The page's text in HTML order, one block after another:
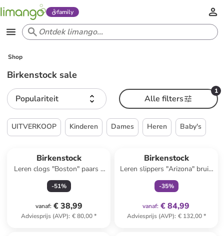
family
Shop
Birkenstock sale
Populariteit
1
Alle filters
UITVERKOOP Kinderen Dames Heren Baby's
Birkenstock
Leren clogs "Boston" paars -
wijdte S
-51%
vanaf: € 38,99
Adviesprijs (AVP): € 80,00*
Birkenstock
Leren slippers "Arizona" bruin
- wijdte S
-35%
vanaf: € 84,99
Adviesprijs (AVP): € 132,00*